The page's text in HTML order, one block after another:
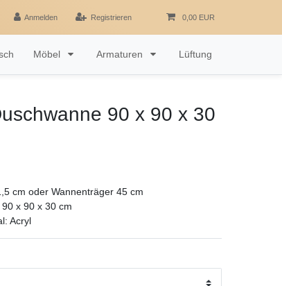
Anmelden Registrieren 0,00 EUR
Möbel Armaturen Lüftung
90 x 90 x 30
cm oder Wannenträger 45 cm
x 90 x 30 cm
Acryl